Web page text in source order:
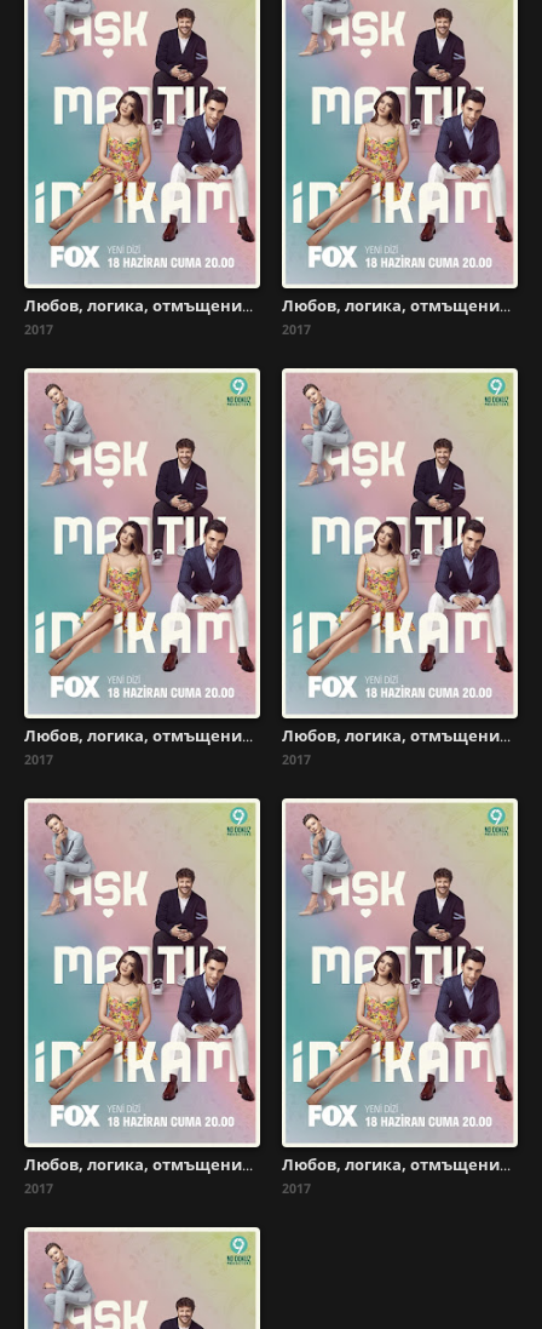
Любов, логика, отмъщение - Сезон 1 Епизод 8
2017
Любов, логика, отмъщение - Сезон 1 Епизод 7
2017
Любов, логика, отмъщение - Сезон 1 Епизод 4
2017
Любов, логика, отмъщение - Сезон 1 Епизод 5
2017
Любов, логика, отмъщение - Сезон 1 Епизод 2
2017
Любов, логика, отмъщение - Сезон 1 Епизод 3
2017